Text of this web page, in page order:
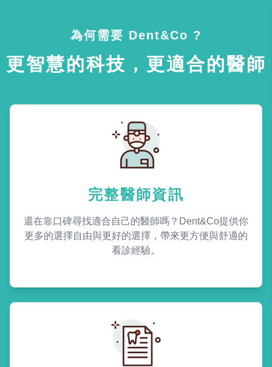
為何需要 Dent&Co ?
更智慧的科技，更適合的醫師
完整醫師資訊
還在靠口碑尋找適合自己的醫師嗎？Dent&Co提供你
更多的選擇自由與更好的選擇，帶來更方便與舒適的
看診經驗。